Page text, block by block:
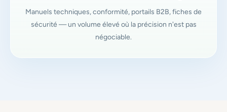
Manuels techniques, conformité, portails B2B, fiches de
sécurité — un volume élevé où la précision n'est pas
négociable.